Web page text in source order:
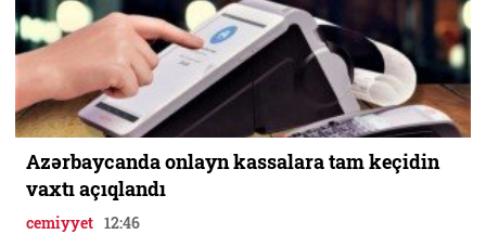
Azərbaycanda onlayn kassalara tam keçidin
vaxtı açıqlandı
cemiyyet 12:46